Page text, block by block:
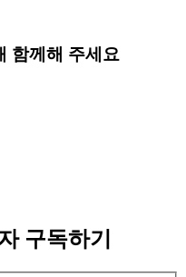
함께해 주세요
구독하기